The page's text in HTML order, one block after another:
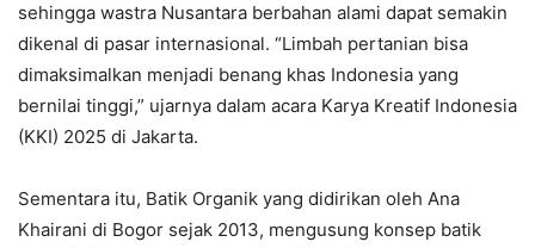
sehingga wastra Nusantara berbahan alami dapat semakin
dikenal di pasar internasional. “Limbah pertanian bisa
dimaksimalkan menjadi benang khas Indonesia yang
bernilai tinggi,” ujarnya dalam acara Karya Kreatif Indonesia
(KKI) 2025 di Jakarta.
Sementara itu, Batik Organik yang didirikan oleh Ana
Khairani di Bogor sejak 2013, mengusung konsep batik